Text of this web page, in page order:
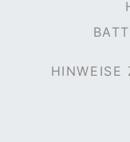
HINWEISE